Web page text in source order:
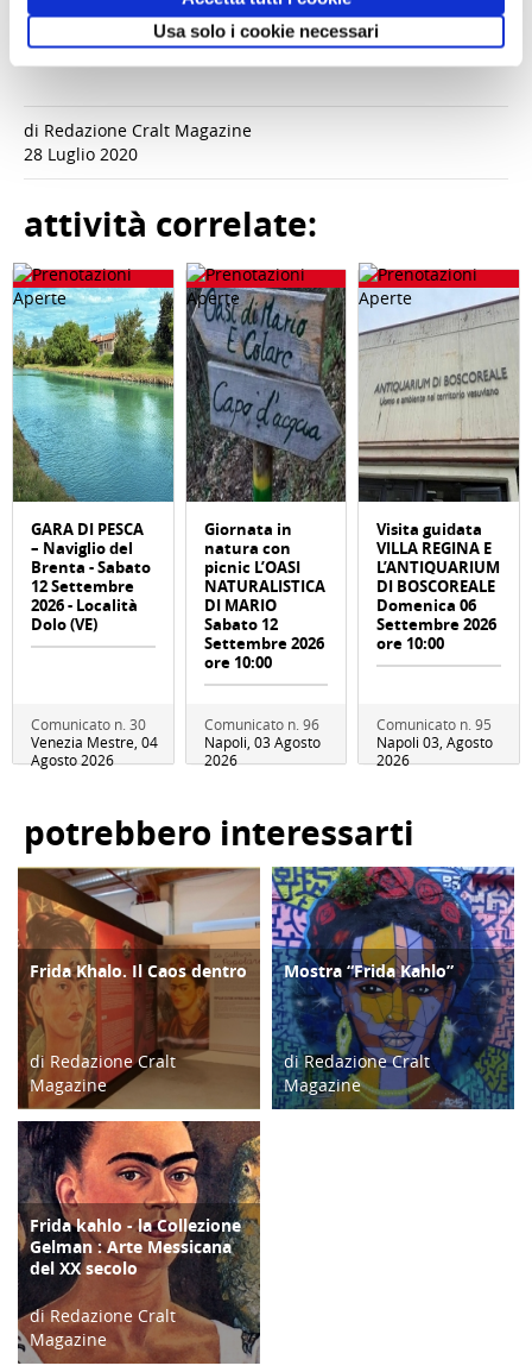
Usa solo i cookie necessari
KHALO.jpg
17.FRIDA
KHALO.jpg
9.FRIDA
KHALO.jpg
KHALO.jpg
di Redazione Cralt Magazine
28 Luglio 2020
attività correlate:
GARA DI PESCA
– Naviglio del
Brenta - Sabato
12 Settembre
2026 - Località
Dolo (VE)
Comunicato n. 30
Venezia Mestre, 04
Agosto 2026
Giornata in
natura con
picnic L’OASI
NATURALISTICA
DI MARIO
Sabato 12
Settembre 2026
ore 10:00
Comunicato n. 96
Napoli, 03 Agosto
2026
Visita guidata
VILLA REGINA E
L’ANTIQUARIUM
DI BOSCOREALE
Domenica 06
Settembre 2026
ore 10:00
Comunicato n. 95
Napoli 03, Agosto
2026
potrebbero interessarti
CULTURA/ARTE
Frida Khalo. Il Caos dentro
di Redazione Cralt
Magazine
15/06/22
CULTURA/ARTE
Mostra “Frida Kahlo”
di Redazione Cralt
Magazine
CULTURA/ARTE
Frida kahlo - la Collezione
Gelman : Arte Messicana
del XX secolo
di Redazione Cralt
Magazine